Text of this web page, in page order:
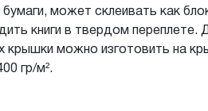
бумаги, может склеивать как
книги в твердом переплете.
крышки можно изготовить на
гр/м².